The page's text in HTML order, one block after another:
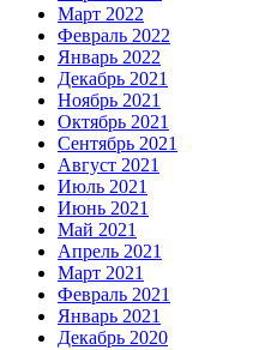
Март 2022
Февраль 2022
Январь 2022
Декабрь 2021
Ноябрь 2021
Октябрь 2021
Сентябрь 2021
Август 2021
Июль 2021
Июнь 2021
Май 2021
Апрель 2021
Март 2021
Февраль 2021
Январь 2021
Декабрь 2020